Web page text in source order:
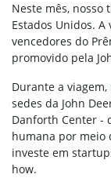
Neste mês, nosso
Estados Unidos.
vencedores do
promovido pela
Durante a
sedes da John
Danforth Center -
humana por meio
investe em
how.